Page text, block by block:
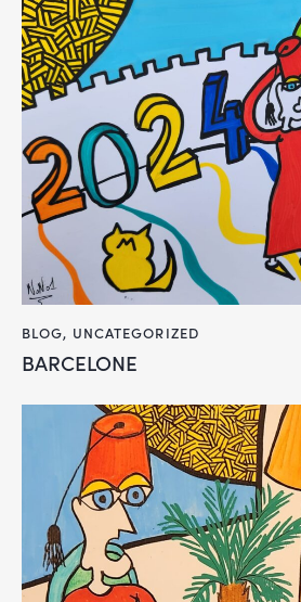
BLOG, UNCATEGORIZED
BARCELONE